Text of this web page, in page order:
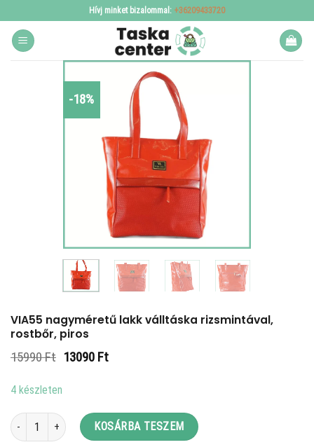
to
content
Hívj minket bizalommal: +36209433720
-18%
VIA55 nagyméretű lakk válltáska rizsmintával,
rostbőr, piros
15990Ft Original
13090 FtCurrent
4 készleten
VIA55 nagyméretű lakk válltáska rizsmintával, rostbőr, piros mennyiség
KOSÁRBA TESZEM